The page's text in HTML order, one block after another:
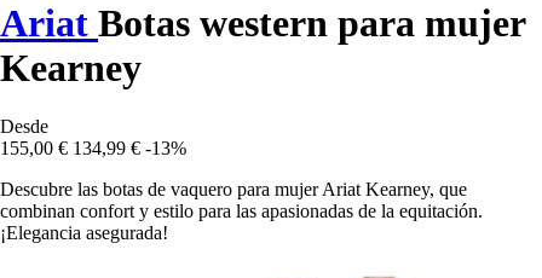
Ariat Botas western para mujer
Kearney
Desde
155,00 € 134,99 € -13%
Descubre las botas de vaquero para mujer Ariat Kearney, que
combinan confort y estilo para las apasionadas de la equitación.
¡Elegancia asegurada!